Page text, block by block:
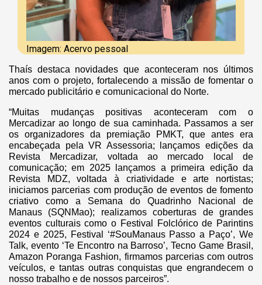
Imagem: Acervo pessoal
Thaís destaca novidades que aconteceram nos últimos
anos com o projeto, fortalecendo a missão de fomentar o
mercado publicitário e comunicacional do Norte.
“Muitas mudanças positivas aconteceram com o
Mercadizar ao longo de sua caminhada. Passamos a ser
os organizadores da premiação PMKT, que antes era
encabeçada pela VR Assessoria; lançamos edições da
Revista Mercadizar, voltada ao mercado local de
comunicação; em 2025 lançamos a primeira edição da
Revista MDZ, voltada à criatividade e arte nortistas;
iniciamos parcerias com produção de eventos de fomento
criativo como a Semana do Quadrinho Nacional de
Manaus (SQNMao); realizamos coberturas de grandes
eventos culturais como o Festival Folclórico de Parintins
2024 e 2025, Festival ‘#SouManaus Passo a Paço’, We
Talk, evento ‘Te Encontro na Barroso’, Tecno Game Brasil,
Amazon Poranga Fashion, firmamos parcerias com outros
veículos, e tantas outras conquistas que engrandecem o
nosso trabalho e de nossos parceiros”.